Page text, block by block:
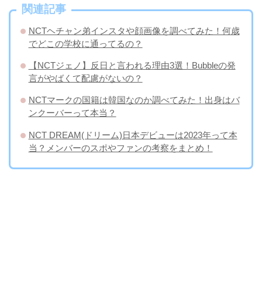
関連記事
NCTヘチャン弟インスタや顔画像を調べてみた！何歳
でどこの学校に通ってるの？
【NCTジェノ】反日と言われる理由3選！Bubbleの発
言がやばくて配慮がないの？
NCTマークの国籍は韓国なのか調べてみた！出身はバ
ンクーバーって本当？
NCT DREAM(ドリーム)日本デビューは2023年って本
当？メンバーのスポやファンの考察をまとめ！